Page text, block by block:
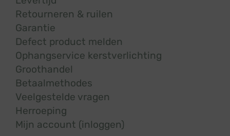
Retourneren & ruilen
Garantie
Defect product melden
Ophangservice kerstverlichting
Groothandel
Betaalmethodes
Veelgestelde vragen
Herroeping
Mijn account (inloggen)